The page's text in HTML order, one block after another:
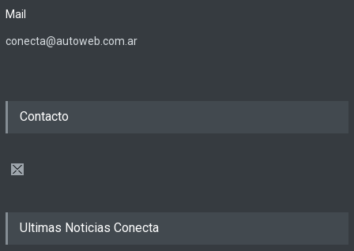
Mail
conecta@autoweb.com.ar
Contacto
Ultimas Noticias Conecta